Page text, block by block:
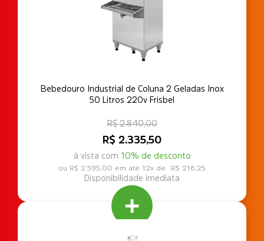
Bebedouro Industrial de Coluna 2 Geladas Inox
50 Litros 220v Frisbel
R$ 2.335,50
à vista com 10% de desconto
R$ 2.840,00
R$ 2.595,00 12x de R$ 216,25
Disponibilidade imediata